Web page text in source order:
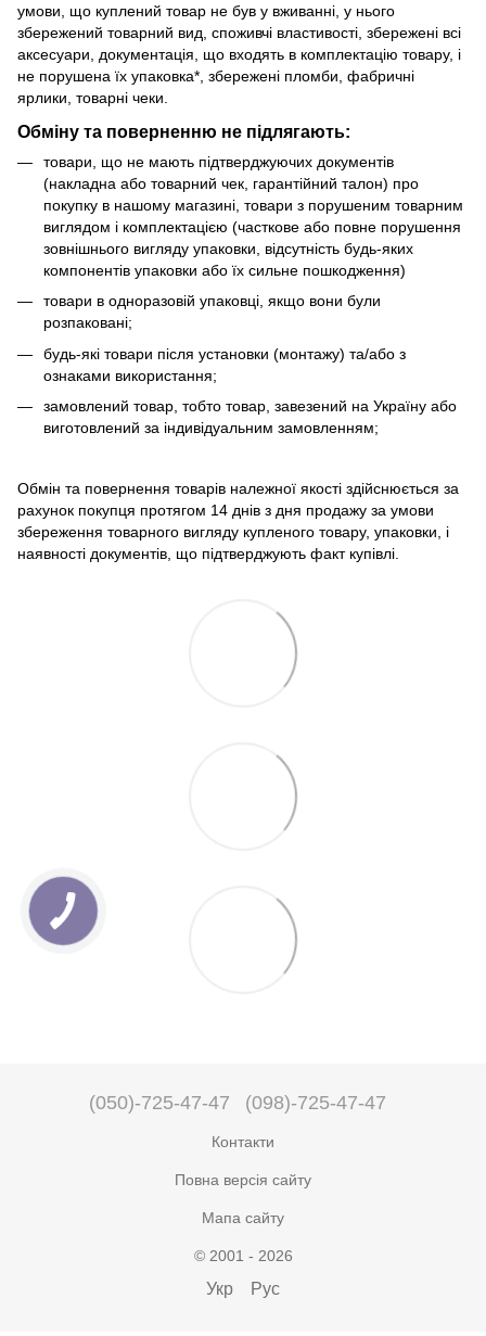
умови, що куплений товар не був у вживанні, у нього
збережений товарний вид, споживчі властивості, збережені всі
аксесуари, документація, що входять в комплектацію товару, і
не порушена їх упаковка*, збережені пломби, фабричні
ярлики, товарні чеки.
Обміну та поверненню не підлягають:
товари, що не мають підтверджуючих документів
(накладна або товарний чек, гарантійний талон) про
покупку в нашому магазині, товари з порушеним товарним
виглядом і комплектацією (часткове або повне порушення
зовнішнього вигляду упаковки, відсутність будь-яких
компонентів упаковки або їх сильне пошкодження)
товари в одноразовій упаковці, якщо вони були
розпаковані;
будь-які товари після установки (монтажу) та/або з
ознаками використання;
замовлений товар, тобто товар, завезений на Україну або
виготовлений за індивідуальним замовленням;
Обмін та повернення товарів належної якості здійснюється за
рахунок покупця протягом 14 днів з дня продажу за умови
збереження товарного вигляду купленого товару, упаковки, і
наявності документів, що підтверджують факт купівлі.
(050)-725-47-47 (098)-725-47-47
Контакти
Повна версія сайту
Мапа сайту
© 2001 - 2026
Укр Рус